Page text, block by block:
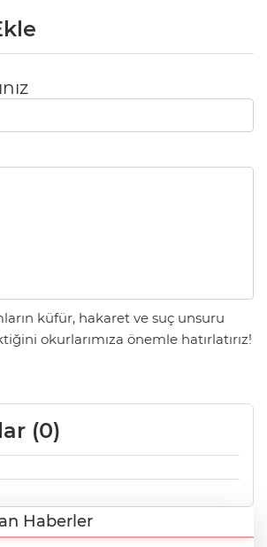
küfür, hakaret ve suç unsuru
okurlarımıza önemle hatırlatırız!
(0)
Haberler